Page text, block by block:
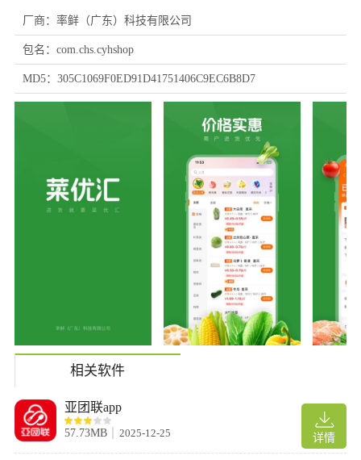
厂商：率鲜（广东）科技有限公司
包名：com.chs.cyhshop
MD5：305C1069F0ED91D41751406C9EC6B8D7
相关软件
详情
亚团联app
57.73MB 2025-12-25